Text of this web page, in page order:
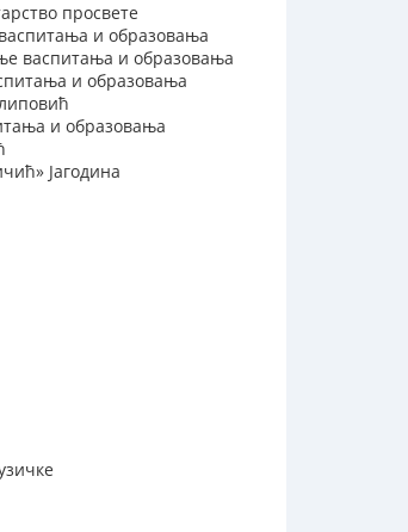
просвете
и образовања
васпитања и образовања
и образовања
и образовања
Јагодина